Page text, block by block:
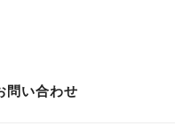
問い合わせ